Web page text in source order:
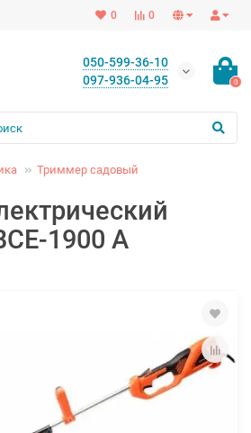
0
0
050-599-36-10
097-936-04-95
0
Триммер садовый
1900 A